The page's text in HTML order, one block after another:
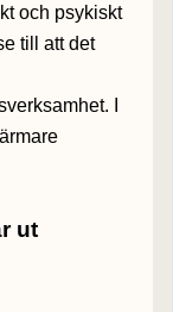
och psykiskt
till att det
I
ut